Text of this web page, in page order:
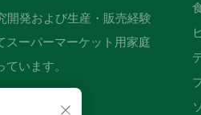
開発および生産・販売経験
スーパーマーケット用家庭
います。